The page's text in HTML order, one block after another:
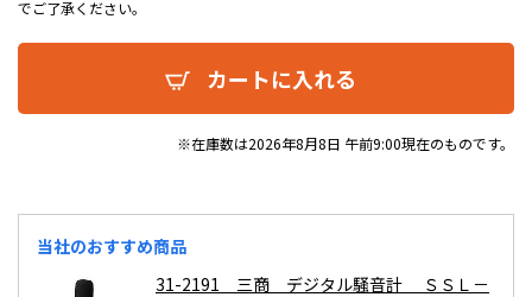
でご了承ください。
カートに入れる
※在庫数は2026年8月8日 午前9:00現在のものです。
当社のおすすめ商品
31-2191 三商 デジタル騒音計 ＳＳＬ－